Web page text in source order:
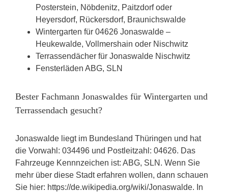
Posterstein, Nöbdenitz, Paitzdorf oder
Heyersdorf, Rückersdorf, Braunichswalde
Wintergarten für 04626 Jonaswalde –
Heukewalde, Vollmershain oder Nischwitz
Terrassendächer für Jonaswalde Nischwitz
Fensterläden ABG, SLN
Bester Fachmann Jonaswaldes für Wintergarten und
Terrassendach gesucht?
Jonaswalde liegt im Bundesland Thüringen und hat
die Vorwahl: 034496 und Postleitzahl: 04626. Das
Fahrzeuge Kennnzeichen ist: ABG, SLN. Wenn Sie
mehr über diese Stadt erfahren wollen, dann schauen
Sie hier: https://de.wikipedia.org/wiki/Jonaswalde. In